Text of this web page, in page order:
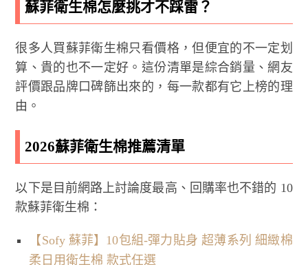
蘇菲衛生棉怎麼挑才不踩雷？
很多人買蘇菲衛生棉只看價格，但便宜的不一定划
算、貴的也不一定好。這份清單是綜合銷量、網友
評價跟品牌口碑篩出來的，每一款都有它上榜的理
由。
2026蘇菲衛生棉推薦清單
以下是目前網路上討論度最高、回購率也不錯的 10
款蘇菲衛生棉：
【Sofy 蘇菲】10包組-彈力貼身 超薄系列 細緻棉
柔日用衛生棉 款式任選